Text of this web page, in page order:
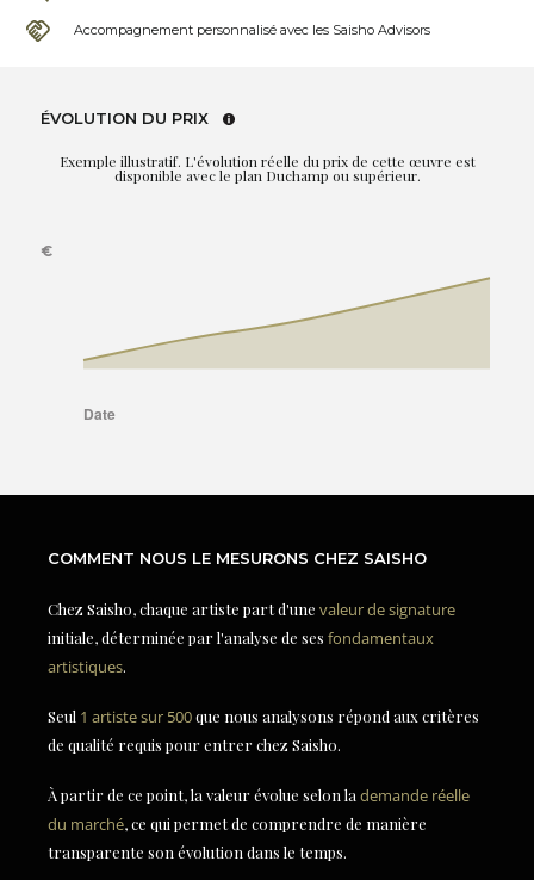
Accompagnement personnalisé avec les Saisho Advisors
ÉVOLUTION DU PRIX
Exemple illustratif. L'évolution réelle du prix de cette œuvre est
disponible avec le plan Duchamp ou supérieur.
COMMENT NOUS LE MESURONS CHEZ SAISHO
Chez Saisho, chaque artiste part d'une valeur de signature
initiale, déterminée par l'analyse de ses fondamentaux
artistiques.
Seul 1 artiste sur 500que nous analysons répond aux critères
de qualité requis pour entrer chez Saisho.
À partir de ce point, la valeur évolue selon la demande réelle
du marché, ce qui permet de comprendre de manière
transparente son évolution dans le temps.